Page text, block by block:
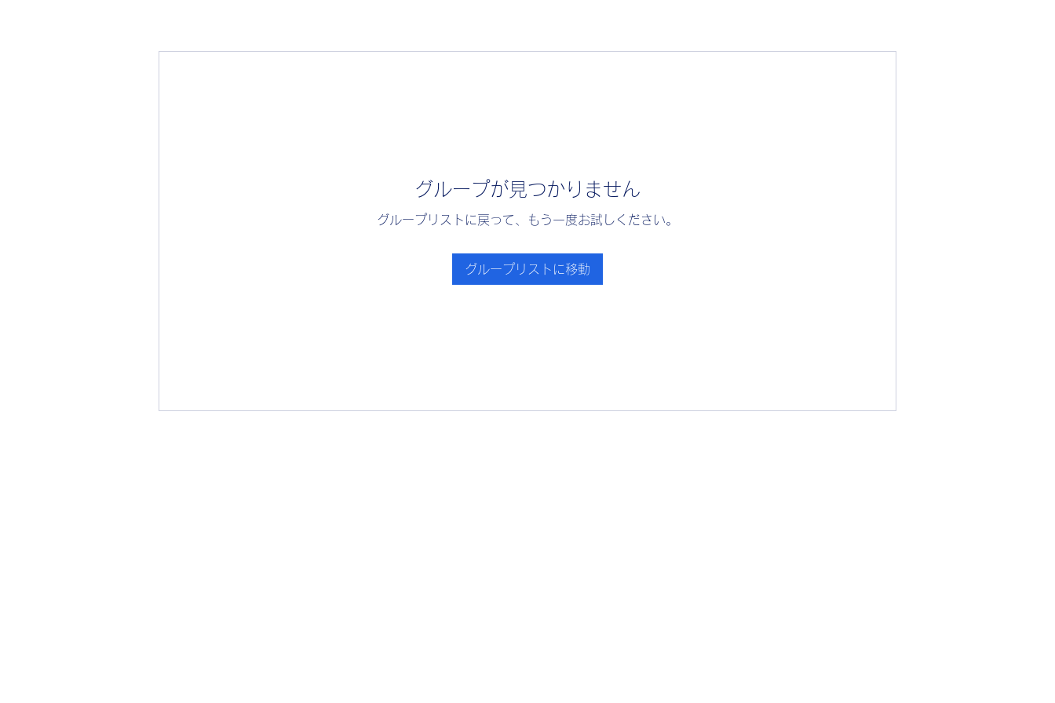
グループが見つかりません
グループリストに戻って、もう一度お試しください。
グループリストに移動